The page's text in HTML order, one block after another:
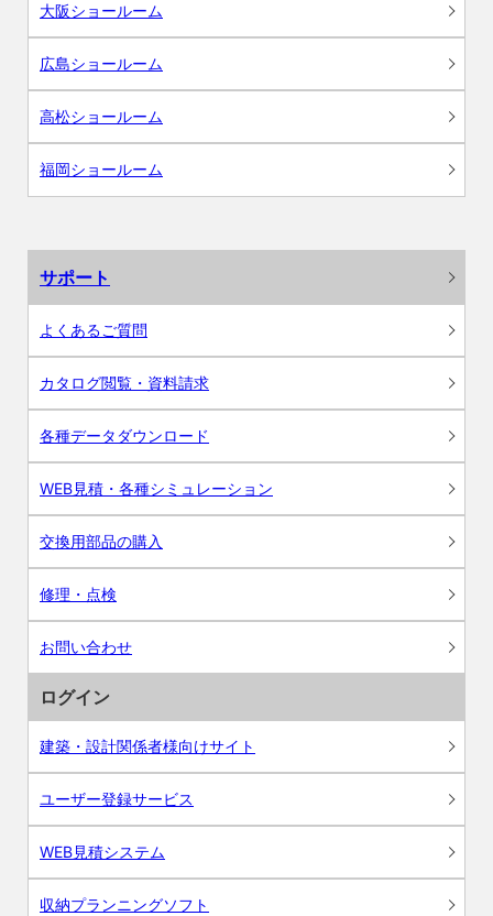
大阪ショールーム
広島ショールーム
高松ショールーム
福岡ショールーム
サポート
よくあるご質問
カタログ閲覧・資料請求
各種データダウンロード
WEB見積・各種シミュレーション
交換用部品の購入
修理・点検
お問い合わせ
ログイン
建築・設計関係者様向けサイト
ユーザー登録サービス
WEB見積システム
収納プランニングソフト